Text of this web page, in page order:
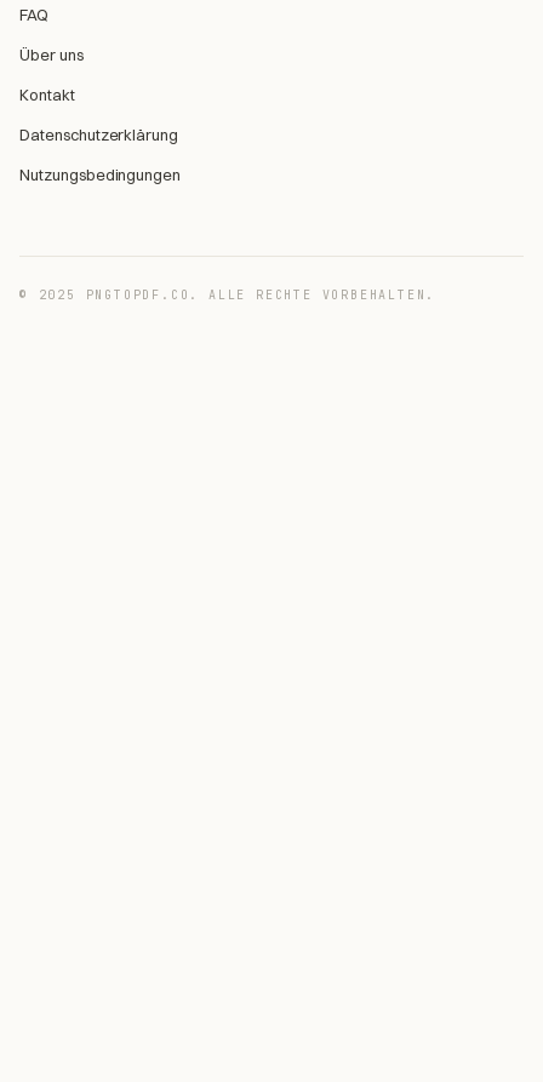
FAQ
Über uns
Kontakt
Datenschutzerklärung
Nutzungsbedingungen
© 2025 PNGTOPDF.CO. ALLE RECHTE VORBEHALTEN.